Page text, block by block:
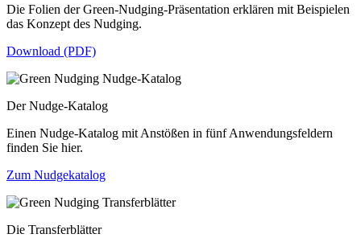
Die Folien der Green-Nudging-Präsentation erklären mit Beispielen
das Konzept des Nudging.
Download (PDF)
Der Nudge-Katalog
Einen Nudge-Katalog mit Anstößen in fünf Anwendungsfeldern
finden Sie hier.
Zum Nudgekatalog
Die Transferblätter